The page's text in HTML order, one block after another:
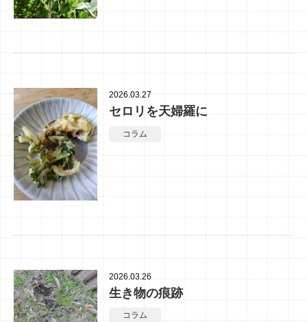
2026.03.27
セロリを天婦羅に
コラム
2026.03.26
生き物の痕跡
コラム